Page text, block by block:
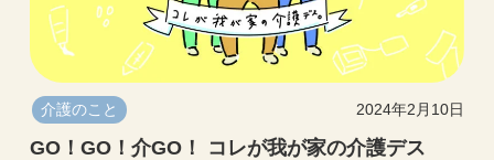
介護のこと 2024年2月10日
GO！GO！介GO！ コレが我が家の介護デス